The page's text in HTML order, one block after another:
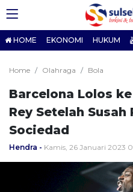
HOME EKONOMI HUKUM
Home Olahraga Bola
Barcelona Lolos
Rey Setelah
Sociedad
Hendra Kamis, 26 Januari 2023